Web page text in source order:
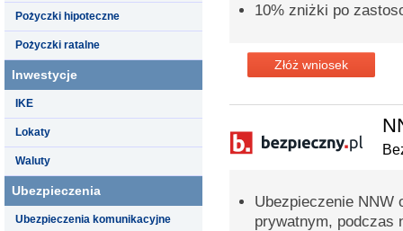
Pożyczki hipoteczne
Pożyczki ratalne
Inwestycje
IKE
Lokaty
Waluty
Ubezpieczenia
Ubezpieczenia komunikacyjne
10% zniżki po
Złóż wniosek
Ubezpieczenie NNW
prywatnym, podczas